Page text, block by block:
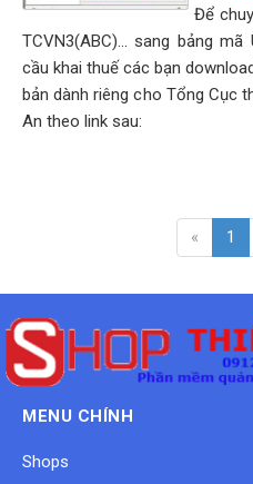
Để
TCVN3(ABC)... sang bảng
cầu khai thuế các bạn
bản dành riêng cho Tổng Cục
An theo link sau:
« 1
MENU CHÍNH
Shops